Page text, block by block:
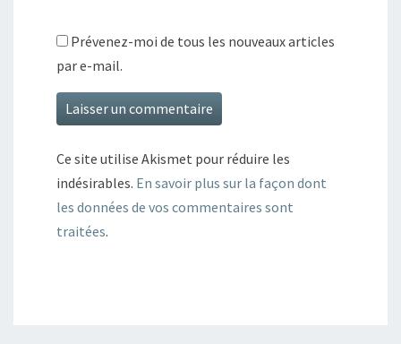
Prévenez-moi de tous les nouveaux articles
par e-mail.
Ce site utilise Akismet pour réduire les
indésirables. En savoir plus sur la façon dont
les données de vos commentaires sont
traitées.